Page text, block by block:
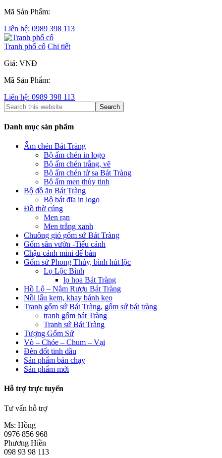
Mã Sản Phẩm:
Liên hệ: 0989 398 113
Tranh phố cổ Chi tiết
Giá: VNĐ
Mã Sản Phẩm:
Liên hệ: 0989 398 113
Danh mục sản phẩm
Ấm chén Bát Tràng
Bộ ấm chén in logo
Bộ ấm chén trắng, vẽ
Bộ ấm chén tử sa Bát Tràng
Bộ ấm men thủy tinh
Bộ đồ ăn Bát Tràng
Bộ bát đĩa in logo
Đồ thờ cúng
Men rạn
Men trắng xanh
Chuông gió gốm sứ Bát Tràng
Gốm sân vườn -Tiểu cảnh
Chậu cảnh mini để bàn
Gốm sứ Phong Thủy, bình hút lộc
Lọ Lộc Bình
lọ hoa Bát Tràng
Hồ Lô – Nậm Rượu Bát Tràng
Nồi lẩu kem, khay bánh kẹo
Tranh gốm sứ Bát Tràng, gốm sứ bát tràng
tranh gốm bát Tràng
Tranh sứ Bát Tràng
Tượng Gốm Sứ
Vò – Chóe – Chum – Vại
Đèn đốt tinh dầu
Sản phẩm bán chạy
Sản phẩm mới
Hỗ trợ trực tuyến
Tư vấn hỗ trợ
Ms: Hồng
0976 856 968
Phương Hiền
098 93 98 113